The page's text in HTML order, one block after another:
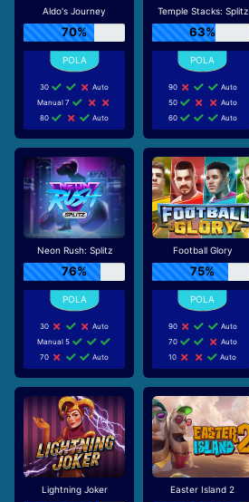
Aldo's Journey
70%
30
Auto
Manual 7
80
Auto
Temple Stacks: Splitz
63%
90
Auto
50
Auto
60
Auto
Neon Rush: Splitz
76%
30
Auto
Manual 5
70
Auto
Football Glory
75%
90
Auto
70
Auto
10
Auto
Lightning Joker Easter Island 2